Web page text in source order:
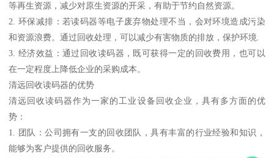
等再生资源，减少对原生资源的开采，有助于节约自然资源。
2. 环保减排：若读码器等电子废弃物处理不当，会对环境造成污染
和资源浪费。通过回收处理，可以减少有害物质的排放，保护环境.
3. 经济效益：通过回收读码器，既可获得一定的回收费用，也可以
在一定程度上降低企业的采购成本。
清远回收读码器的优势
清远回收读码器作为一家的工业设备回收企业，具有多方面的优
势：
1. 团队：公司拥有一支的回收团队，具有丰富的行业经验和知识，
能够为客户提供的回收服务。